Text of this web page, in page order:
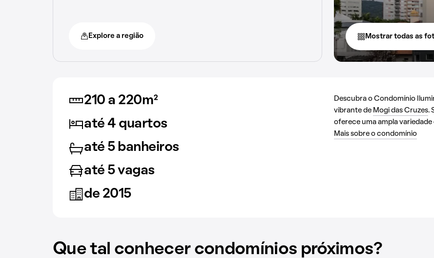
Explore a região Mostrar todas as
210 a 220m²
até 4 quartos
até 5 banheiros
até 5 vagas
de 2015
Descubra o Condomínio
vibrante de Mogi das Cruzes.
oferece uma ampla
Mais sobre o condomínio
Que tal conhecer condomínios próximos?